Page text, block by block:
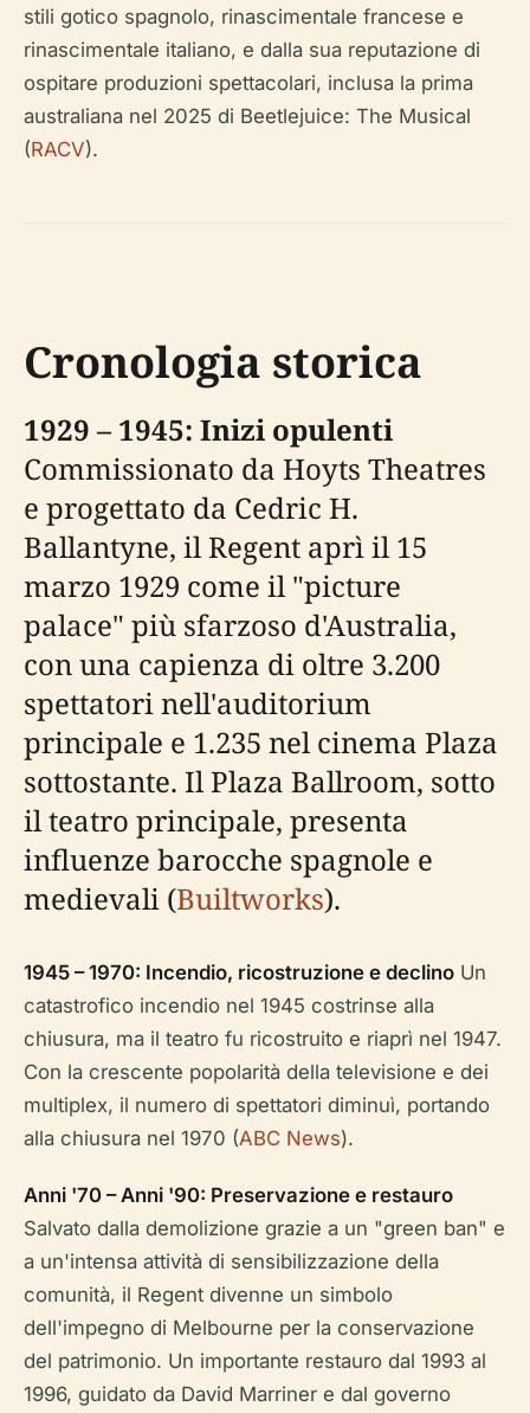
stili gotico spagnolo, rinascimentale francese e
rinascimentale italiano, e dalla sua reputazione di
ospitare produzioni spettacolari, inclusa la prima
australiana nel 2025 di Beetlejuice: The Musical
(RACV).
Cronologia storica
1929 – 1945: Inizi opulenti
Commissionato da Hoyts Theatres
e progettato da Cedric H.
Ballantyne, il Regent aprì il 15
marzo 1929 come il "picture
palace" più sfarzoso d'Australia,
con una capienza di oltre 3.200
spettatori nell'auditorium
principale e 1.235 nel cinema Plaza
sottostante. Il Plaza Ballroom, sotto
il teatro principale, presenta
influenze barocche spagnole e
medievali (Builtworks).
1945 – 1970: Incendio, ricostruzione e declino Un
catastrofico incendio nel 1945 costrinse alla
chiusura, ma il teatro fu ricostruito e riaprì nel 1947.
Con la crescente popolarità della televisione e dei
multiplex, il numero di spettatori diminuì, portando
alla chiusura nel 1970 (ABC News).
Anni '70 – Anni '90: Preservazione e restauro
Salvato dalla demolizione grazie a un "green ban" e
a un'intensa attività di sensibilizzazione della
comunità, il Regent divenne un simbolo
dell'impegno di Melbourne per la conservazione
del patrimonio. Un importante restauro dal 1993 al
1996, guidato da David Marriner e dal governo